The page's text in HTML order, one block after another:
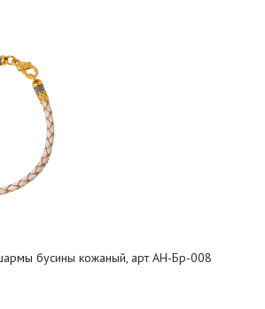
бусины кожаный, арт АН-Бр-008